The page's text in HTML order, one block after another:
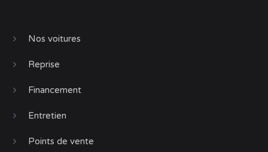
Nos voitures
Reprise
Financement
Entretien
Points de vente